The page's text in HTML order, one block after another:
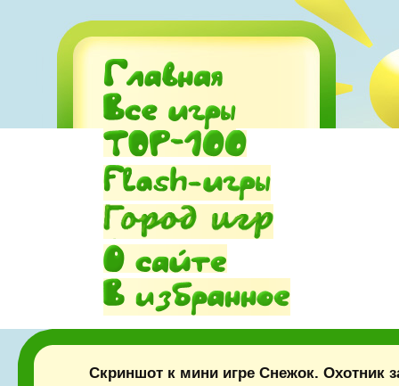
Скриншот к мини игре Снежок. Охотник